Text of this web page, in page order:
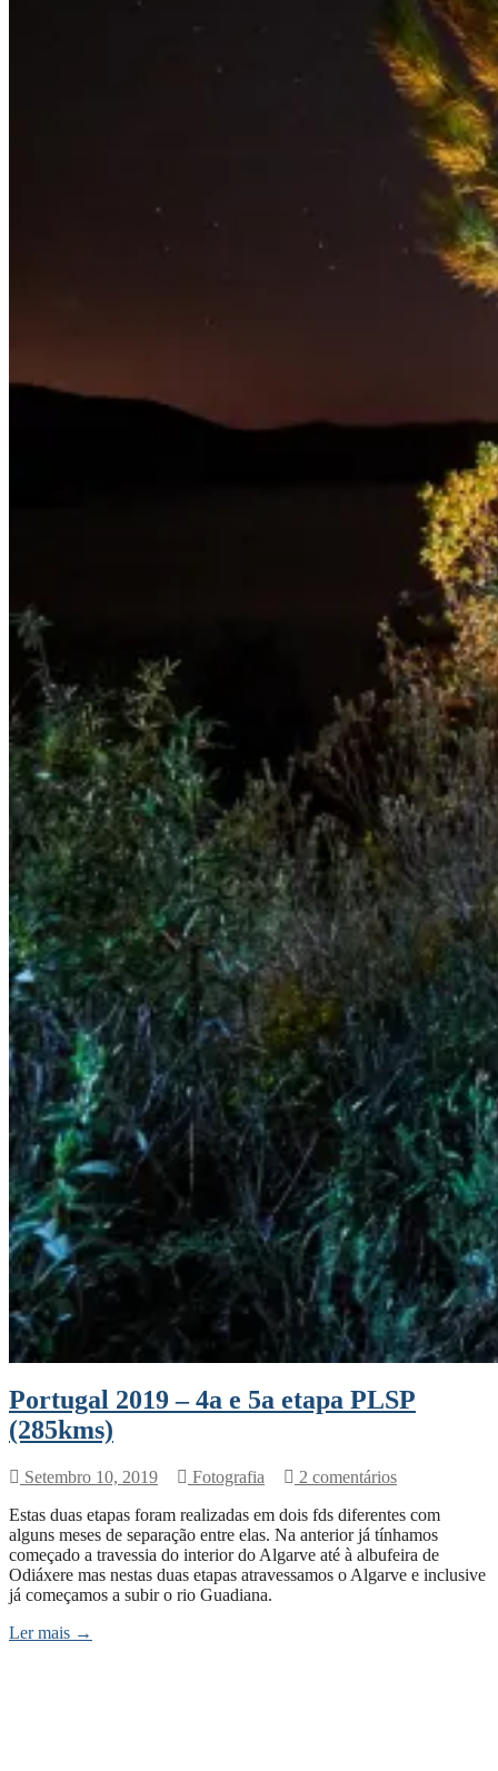
Portugal 2019 – 4a e 5a etapa PLSP
(285kms)
Setembro 10, 2019 Fotografia
2 comentários
Estas duas etapas foram realizadas em dois fds diferentes com
alguns meses de separação entre elas. Na anterior já tínhamos
começado a travessia do interior do Algarve até à albufeira de
Odiáxere mas nestas duas etapas atravessamos o Algarve e inclusive
já começamos a subir o rio Guadiana.
Ler mais →